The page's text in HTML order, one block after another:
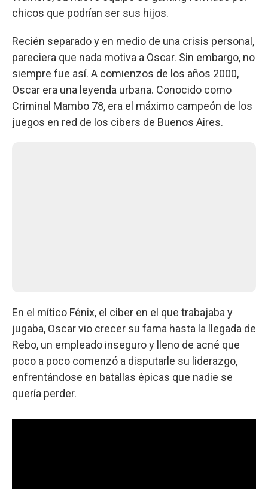
chicos que podrían ser sus hijos.
Recién separado y en medio de una crisis personal,
pareciera que nada motiva a Oscar. Sin embargo, no
siempre fue así. A comienzos de los años 2000,
Oscar era una leyenda urbana. Conocido como
Criminal Mambo 78, era el máximo campeón de los
juegos en red de los cibers de Buenos Aires.
En el mítico Fénix, el ciber en el que trabajaba y
jugaba, Oscar vio crecer su fama hasta la llegada de
Rebo, un empleado inseguro y lleno de acné que
poco a poco comenzó a disputarle su liderazgo,
enfrentándose en batallas épicas que nadie se
quería perder.